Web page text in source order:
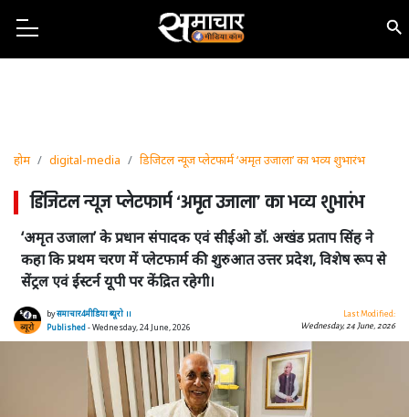
होम digital-media डिजिटल न्यूज प्लेटफार्म ‘अमृत उजाला’ का भव्य शुभारंभ
डिजिटल न्यूज प्लेटफार्म ‘अमृत उजाला’ का भव्य शुभारंभ
‘अमृत उजाला’ के प्रधान संपादक एवं सीईओ डॉ. अखंड प्रताप सिंह ने
कहा कि प्रथम चरण में प्लेटफार्म की शुरुआत उत्तर प्रदेश, विशेष रूप से
सेंट्रल एवं ईस्टर्न यूपी पर केंद्रित रहेगी।
byसमाचार4मीडिया ब्यूरो ।।
Published- Wednesday, 24 June, 2026
Last Modified:
Wednesday, 24 June, 2026